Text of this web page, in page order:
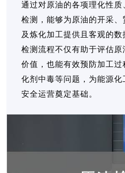
通过对原油的各项理化性
检测，能够为原油的开采
及炼化加工提供且客观的
检测流程不仅有助于评估
价值，也能有效预防加工
化剂中毒等问题，为能源
安全运营奠定基础。